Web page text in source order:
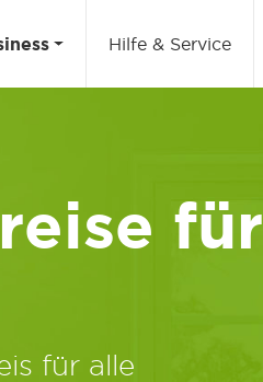
Hilfe & Service
für
für alle